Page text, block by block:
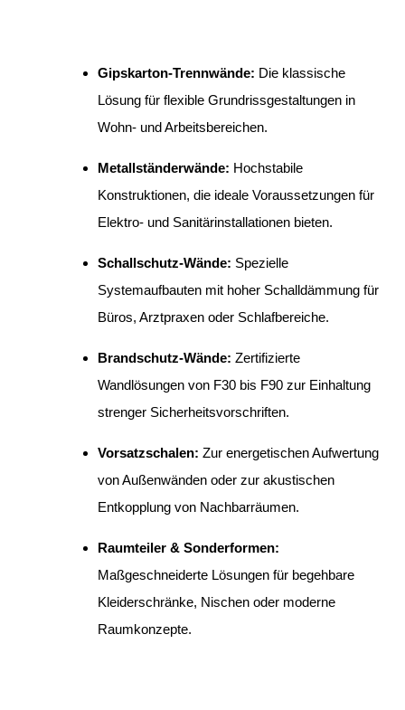
Gipskarton-Trennwände: Die klassische
Lösung für flexible Grundrissgestaltungen in
Wohn- und Arbeitsbereichen.
Metallständerwände: Hochstabile
Konstruktionen, die ideale Voraussetzungen für
Elektro- und Sanitärinstallationen bieten.
Schallschutz-Wände: Spezielle
Systemaufbauten mit hoher Schalldämmung für
Büros, Arztpraxen oder Schlafbereiche.
Brandschutz-Wände: Zertifizierte
Wandlösungen von F30 bis F90 zur Einhaltung
strenger Sicherheitsvorschriften.
Vorsatzschalen: Zur energetischen Aufwertung
von Außenwänden oder zur akustischen
Entkopplung von Nachbarräumen.
Raumteiler & Sonderformen:
Maßgeschneiderte Lösungen für begehbare
Kleiderschränke, Nischen oder moderne
Raumkonzepte.